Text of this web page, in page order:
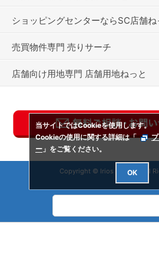
ショッピングセンターならSC店舗ね
売買物件専門 売りサーチ
店舗向け用地専門 店舗用地ねっと
Copyright © Irios Co., Ltd. All
当サイトではCookieを使用します。
Cookieの使用に関する詳細は「
ー 」をご覧ください。
OK